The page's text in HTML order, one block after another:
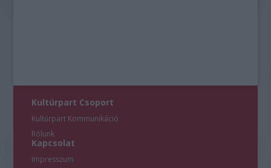
Kultúrpart Csoport
Kultúrpart Kommunikáció
Rólunk
Kapcsolat
Impresszum